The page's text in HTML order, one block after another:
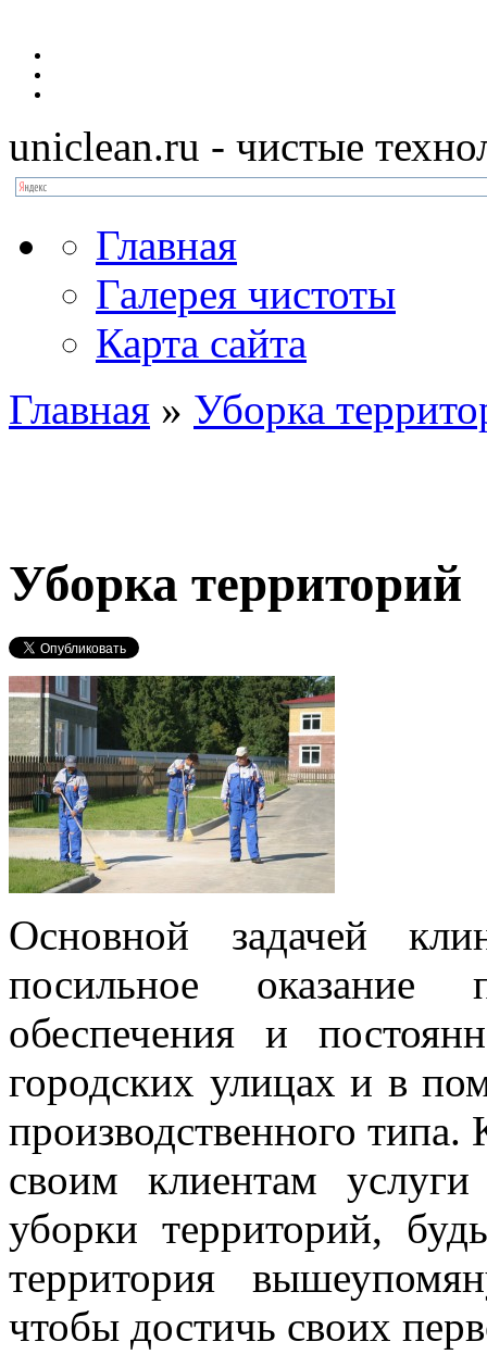
uniclean.ru - чистые
Главная
Галерея чистоты
Карта сайта
Главная » Уборка
Уборка территорий
Основной задачей
посильное
обеспечения и
городских улицах и в
производственного
своим клиентам
уборки территорий,
территория
чтобы достичь своих